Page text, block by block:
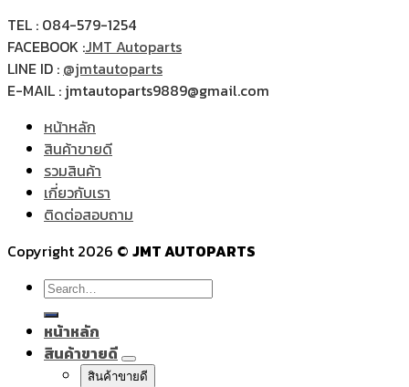
TEL : 084-579-1254
FACEBOOK :JMT Autoparts
LINE ID : @jmtautoparts
E-MAIL : jmtautoparts9889@gmail.com
หน้าหลัก
สินค้าขายดี
รวมสินค้า
เกี่ยวกับเรา
ติดต่อสอบถาม
Copyright 2026 © JMT AUTOPARTS
Search
for:
หน้าหลัก
สินค้าขายดี
สินค้าขายดี